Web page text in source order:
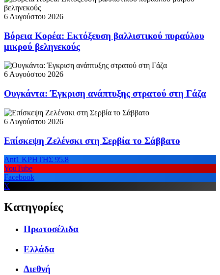
6 Αυγούστου 2026
Βόρεια Κορέα: Εκτόξευση βαλλιστικού πυραύλου
μικρού βεληνεκούς
6 Αυγούστου 2026
Ουγκάντα: Έγκριση ανάπτυξης στρατού στη Γάζα
6 Αυγούστου 2026
Επίσκεψη Ζελένσκι στη Σερβία το Σάββατο
Ant1 ΚΡΗΤΗΣ 95.8
YouTube
Facebook
X
Κατηγορίες
Πρωτοσέλιδα
Ελλάδα
Διεθνή